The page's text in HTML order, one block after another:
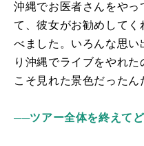
沖縄でお医者さんをやっ
て、彼女がお勧めして
べました。いろんな思
り沖縄でライブをやれた
こそ見れた景色だったん
──ツアー全体を終えて